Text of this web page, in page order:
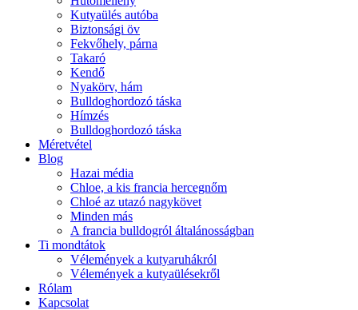
Kutyaülés autóba
Biztonsági öv
Fekvőhely, párna
Takaró
Kendő
Nyakörv, hám
Bulldoghordozó táska
Hímzés
Bulldoghordozó táska
Méretvétel
Blog
Hazai média
Chloe, a kis francia hercegnőm
Chloé az utazó nagykövet
Minden más
A francia bulldogról általánosságban
Ti mondtátok
Vélemények a kutyaruhákról
Vélemények a kutyaülésekről
Rólam
Kapcsolat